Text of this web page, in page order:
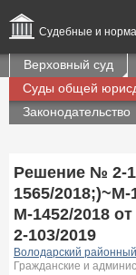
Судебные и
Верховный суд
Суды общей
Законодательство
Решение № 2-
1565/2018;)~М-
М-1452/2018
2-103/2019
Володарский
Гражданские и